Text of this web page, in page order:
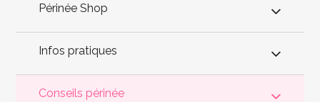
Périnée Shop
Infos pratiques
Conseils périnée